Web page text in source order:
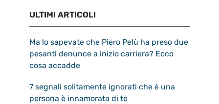
ULTIMI ARTICOLI
Ma lo sapevate che Piero Pelù ha preso due
pesanti denunce a inizio carriera? Ecco
cosa accadde
7 segnali solitamente ignorati che è una
persona è innamorata di te